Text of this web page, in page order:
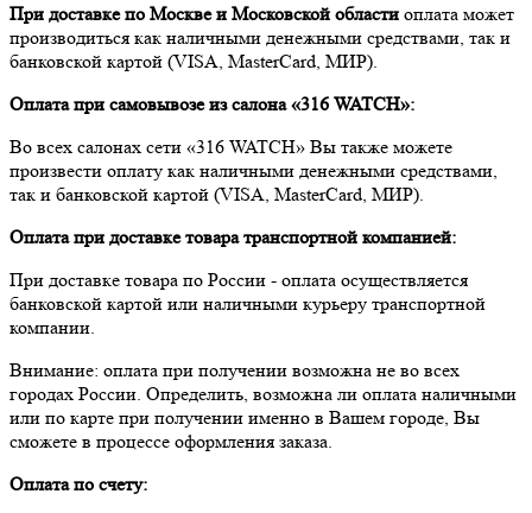
При доставке по Москве и Московской области оплата может
производиться как наличными денежными средствами, так и
банковской картой (VISA, MasterCard, МИР).
Оплата при самовывозе из салона «316 WATCH»:
Во всех салонах сети «316 WATCH» Вы также можете
произвести оплату как наличными денежными средствами,
так и банковской картой (VISA, MasterCard, МИР).
Оплата при доставке товара транспортной компанией:
При доставке товара по России - оплата осуществляется
банковской картой или наличными курьеру транспортной
компании.
Внимание: оплата при получении возможна не во всех
городах России. Определить, возможна ли оплата наличными
или по карте при получении именно в Вашем городе, Вы
сможете в процессе оформления заказа.
Оплата по счету: